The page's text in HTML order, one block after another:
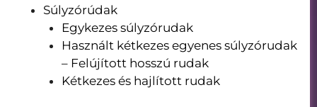
Súlyzórúdak
Egykezes súlyzórudak
Használt kétkezes egyenes súlyzórudak
– Felújított hosszú rudak
Kétkezes és hajlított rudak